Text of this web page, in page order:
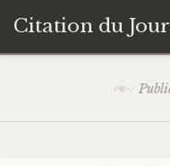
Citation du Jour
contenu